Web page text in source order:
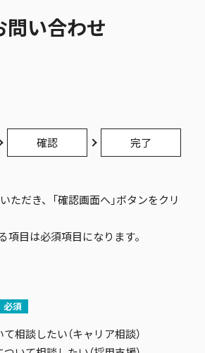
問い合わせ
確認 完了
ただき、「確認画面へ」ボタンをクリ
項目は必須項目になります。
必須
相談したい（キャリア相談）